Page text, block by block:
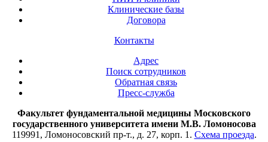
Клинические базы
Договора
Контакты
Адрес
Поиск сотрудников
Обратная связь
Пресс-служба
Факультет фундаментальной медицины Московского
государственного университета имени М.В. Ломоносова
119991, Ломоносовский пр-т., д. 27, корп. 1. Схема проезда.